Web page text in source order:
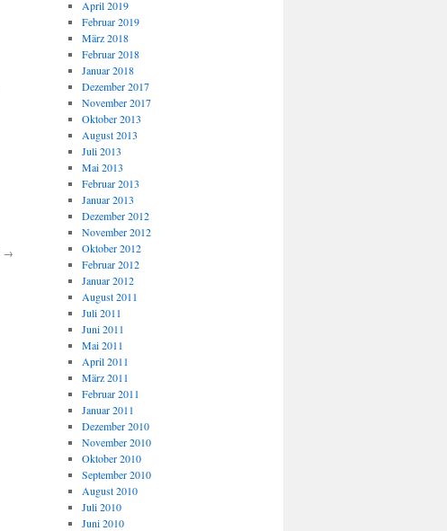
→
April 2019
Februar 2019
März 2018
Februar 2018
Januar 2018
Dezember 2017
November 2017
Oktober 2013
August 2013
Juli 2013
Mai 2013
Februar 2013
Januar 2013
Dezember 2012
November 2012
Oktober 2012
Februar 2012
Januar 2012
August 2011
Juli 2011
Juni 2011
Mai 2011
April 2011
März 2011
Februar 2011
Januar 2011
Dezember 2010
November 2010
Oktober 2010
September 2010
August 2010
Juli 2010
Juni 2010